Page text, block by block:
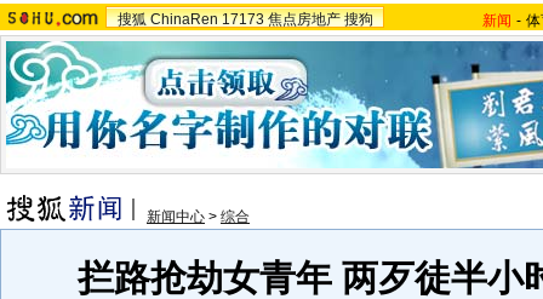
搜狐 ChinaRen 17173 焦点房地产 搜狗 新闻 -
新闻中心 > 综合
拦路抢劫女青年 两歹徒半小